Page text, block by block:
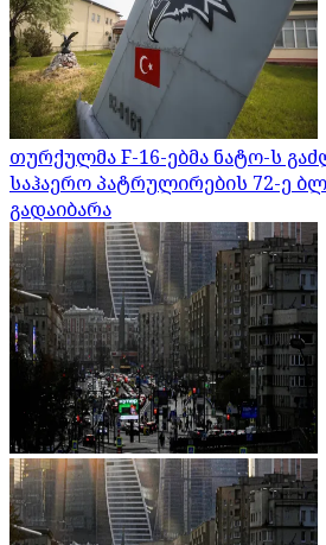
თურქულმა F-16-ებმა ნატო-ს
საჰაერო პატრულირების 72-ე
გადაიბარა